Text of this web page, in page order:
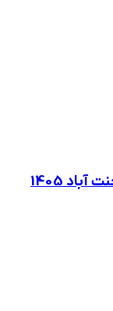
1405